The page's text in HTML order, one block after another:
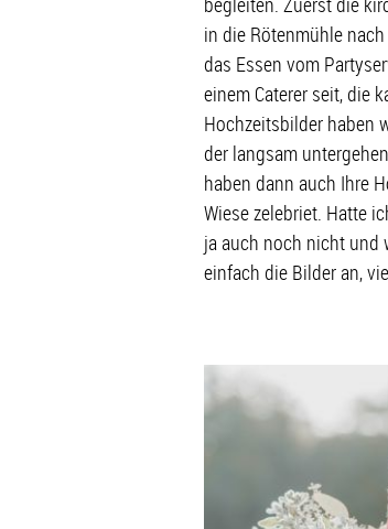
in die Rötenmühle
das Essen vom
einem Caterer seit, die
Hochzeitsbilder haben
der langsam
haben dann auch Ihre
Wiese zelebriet. Hatte
ja auch noch nicht und
einfach die Bilder an,